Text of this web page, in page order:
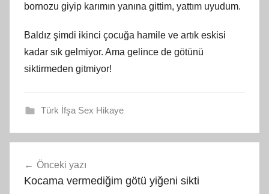
bornozu giyip karımın yanına gittim, yattım uyudum.
Baldız şimdi ikinci çocuğa hamile ve artık eskisi
kadar sık gelmiyor. Ama gelince de götünü
siktirmeden gitmiyor!
Türk İfşa Sex Hikaye
gezinmesi
Önceki yazı
Kocama vermediğim götü yiğeni sikti